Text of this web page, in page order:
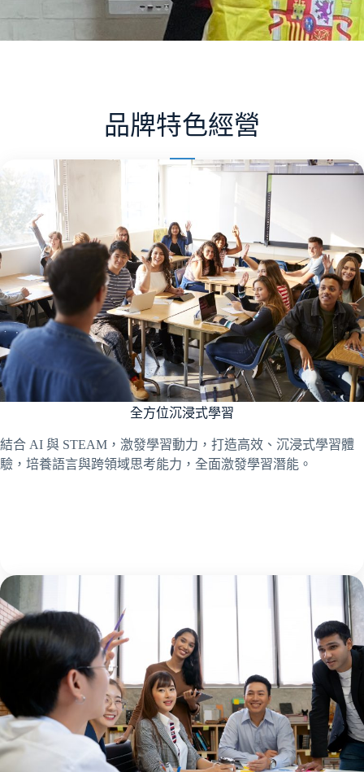
品牌特色經營
全方位沉浸式學習
結合 AI 與 STEAM，激發學習動力，打造高效、沉浸式學習體
驗，培養語言與跨領域思考能力，全面激發學習潛能。